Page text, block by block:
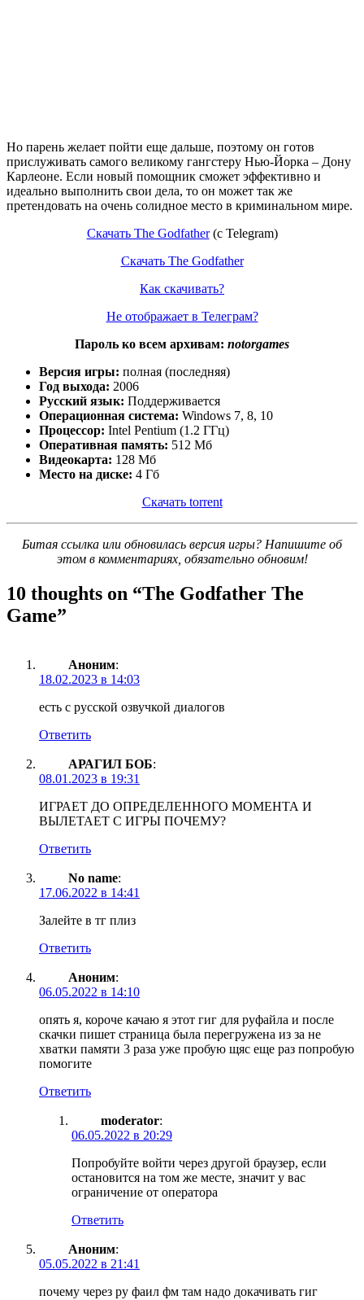
Но парень желает пойти еще дальше, поэтому он готов
прислуживать самого великому гангстеру Нью-Йорка – Дону
Карлеоне. Если новый помощник сможет эффективно и
идеально выполнить свои дела, то он может так же
претендовать на очень солидное место в криминальном мире.
Скачать The Godfather(c Telegram)
Скачать The Godfather
Как скачивать?
Не отображает в Телеграм?
Пароль ко всем архивам: notorgames
Версия игры: полная (последняя)
Год выхода: 2006
Русский язык: Поддерживается
Операционная система: Windows 7, 8, 10
Процессор: Intel Pentium (1.2 ГГц)
Оперативная память: 512 Мб
Видеокарта: 128 Мб
Место на диске: 4 Гб
Скачать torrent
Битая ссылка или обновилась версия игры? Напишите об
этом в комментариях, обязательно обновим!
10 thoughts on “The Godfather The
Game”
Аноним:
18.02.2023 в 14:03
есть с русской озвучкой диалогов
Ответить
АРАГИЛ БОБ:
08.01.2023 в 19:31
ИГРАЕТ ДО ОПРЕДЕЛЕННОГО МОМЕНТА И
ВЫЛЕТАЕТ С ИГРЫ ПОЧЕМУ?
Ответить
No name:
17.06.2022 в 14:41
Залейте в тг плиз
Ответить
Аноним:
06.05.2022 в 14:10
опять я, короче качаю я этот гиг для руфайла и после
скачки пишет страница была перегружена из за не
хватки памяти 3 раза уже пробую щяс еще раз попробую
помогите
Ответить
moderator:
06.05.2022 в 20:29
Попробуйте войти через другой браузер, если
остановится на том же месте, значит у вас
ограничение от оператора
Ответить
Аноним:
05.05.2022 в 21:41
почему через ру фаил фм там надо докачивать гиг